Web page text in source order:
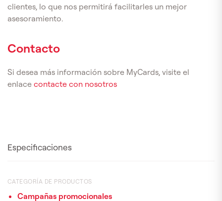
clientes, lo que nos permitirá facilitarles un mejor
asesoramiento.
Contacto
Si desea más información sobre MyCards, visite el
enlace contacte con nosotros
Especificaciones
CATEGORÍA DE PRODUCTOS
Campañas promocionales